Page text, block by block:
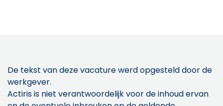
De tekst van deze vacature werd opgesteld door de
werkgever.
Actiris is niet verantwoordelijk voor de inhoud ervan